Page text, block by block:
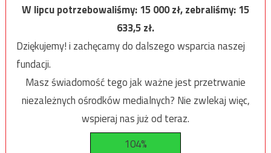
W lipcu potrzebowaliśmy:15 000zł, zebraliśmy:15
633,5zł.
Dziękujemy! i zachęcamy do dalszego wsparcia naszej
fundacji.
Masz świadomość tego jak ważne jest przetrwanie
niezależnych ośrodków medialnych? Nie zwlekaj więc,
wspieraj nas już od teraz.
104%